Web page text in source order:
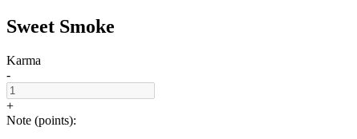
Sweet Smoke
Karma
-
+
Note (points):